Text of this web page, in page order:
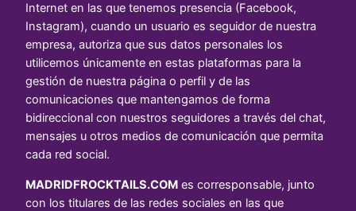
Internet en las que tenemos presencia (Facebook,
Instagram), cuando un usuario es seguidor de nuestra
empresa, autoriza que sus datos personales los
utilicemos únicamente en estas plataformas para la
gestión de nuestra página o perfil y de las
comunicaciones que mantengamos de forma
bidireccional con nuestros seguidores a través del chat,
mensajes u otros medios de comunicación que permita
cada red social.
MADRIDFROCKTAILS.COM es corresponsable, junto
con los titulares de las redes sociales en las que